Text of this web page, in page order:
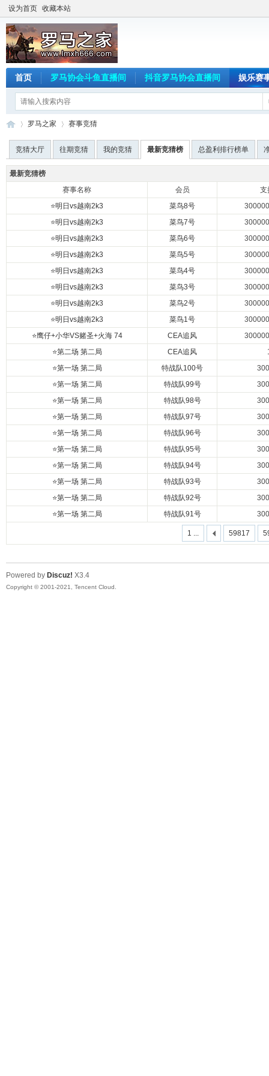
设为首页 收藏本站
首页 罗马协会斗鱼直播间 抖音罗马协会直播间 娱乐赛
罗
马
›
罗马之家 赛事竞猜
竞猜大厅 往期竞猜 我的竞猜 最新竞猜榜 总盈利排行榜单
最新竞猜榜
赛事名称
会员
支
⭐明日vs越南2k3
菜鸟8号
⭐明日vs越南2k3
菜鸟7号
⭐明日vs越南2k3
菜鸟6号
⭐明日vs越南2k3
菜鸟5号
⭐明日vs越南2k3
菜鸟4号
⭐明日vs越南2k3
菜鸟3号
⭐明日vs越南2k3
菜鸟2号
⭐明日vs越南2k3
菜鸟1号
⭐鹰仔+小华VS赌圣+火海 74
CEA追风
⭐第二场 第二局
CEA追风
⭐第一场 第二局
特战队100号
⭐第一场 第二局
特战队99号
⭐第一场 第二局
特战队98号
⭐第一场 第二局
特战队97号
⭐第一场 第二局
特战队96号
⭐第一场 第二局
特战队95号
⭐第一场 第二局
特战队94号
⭐第一场 第二局
特战队93号
⭐第一场 第二局
特战队92号
⭐第一场 第二局
特战队91号
1 ... 59817
Powered by Discuz! X3.4
Copyright © 2001-2021, Tencent Cloud.